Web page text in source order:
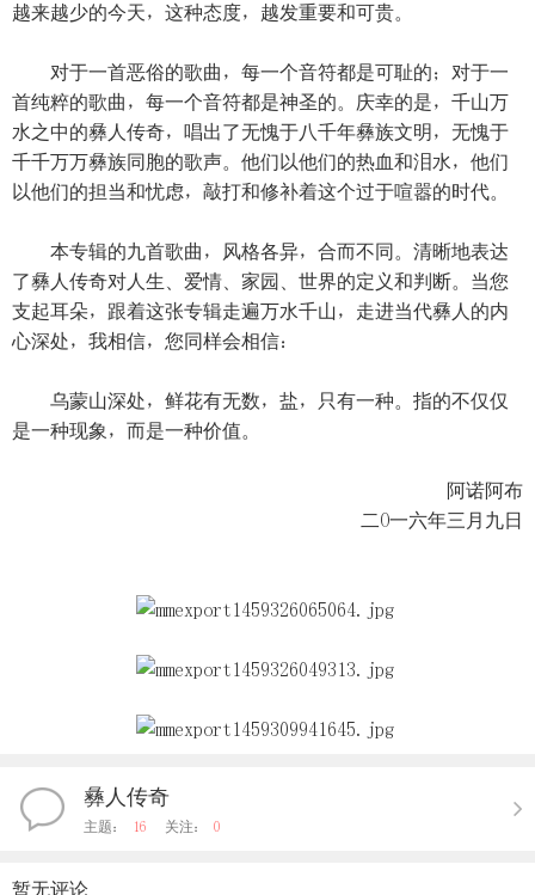
越来越少的今天，这种态度，越发重要和可贵。
对于一首恶俗的歌曲，每一个音符都是可耻的；对于一
首纯粹的歌曲，每一个音符都是神圣的。庆幸的是，千山万
水之中的彝人传奇，唱出了无愧于八千年彝族文明，无愧于
千千万万彝族同胞的歌声。他们以他们的热血和泪水，他们
以他们的担当和忧虑，敲打和修补着这个过于喧嚣的时代。
本专辑的九首歌曲，风格各异，合而不同。清晰地表达
了彝人传奇对人生、爱情、家园、世界的定义和判断。当您
支起耳朵，跟着这张专辑走遍万水千山，走进当代彝人的内
心深处，我相信，您同样会相信：
乌蒙山深处，鲜花有无数，盐，只有一种。指的不仅仅
是一种现象，而是一种价值。
阿诺阿布
二O一六年三月九日
彝人传奇
主题： 16 关注： 0
暂无评论